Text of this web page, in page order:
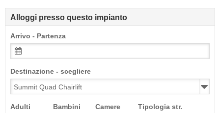
Alloggi presso questo impianto
Arrivo - Partenza
Destinazione - scegliere
Adulti Bambini Camere Tipologia str.